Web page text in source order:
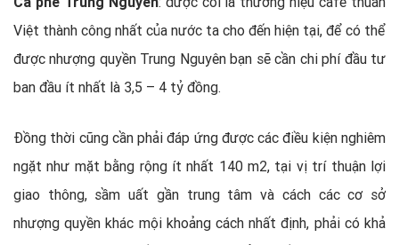
Việt thành công nhất của nước ta cho đến hiện tại, để có thể
được nhượng quyền Trung Nguyên bạn sẽ cần chi phí đầu tư
ban đầu ít nhất là 3,5 – 4 tỷ đồng.
Đồng thời cũng cần phải đáp ứng được các điều kiện nghiêm
ngặt như mặt bằng rộng ít nhất 140 m2, tại vị trí thuận lợi
giao thông, sầm uất gần trung tâm và cách các cơ sở
nhượng quyền khác mội khoảng cách nhất định, phải có khả